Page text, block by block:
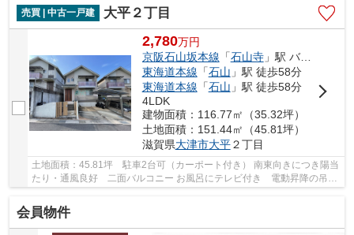
売買 | 中古一戸建
大平２丁目
2,780万円
京阪石山坂本線 「石山寺」駅 バス8分 停歩5分
東海道本線 「石山 」駅 徒歩58分
東海道本線 「石山 」駅 徒歩58分
4LDK
建物面積：116.77㎡（35.32坪）
土地面積：151.44㎡（45.81坪）
滋賀県大津市大平２丁目
土地面積：45.81坪 駐車2台可（カーポート付き） 南東向きにつき陽当
たり・通風良好 二面バルコニー お風呂にテレビ付き 電動昇降の吊戸
会員物件